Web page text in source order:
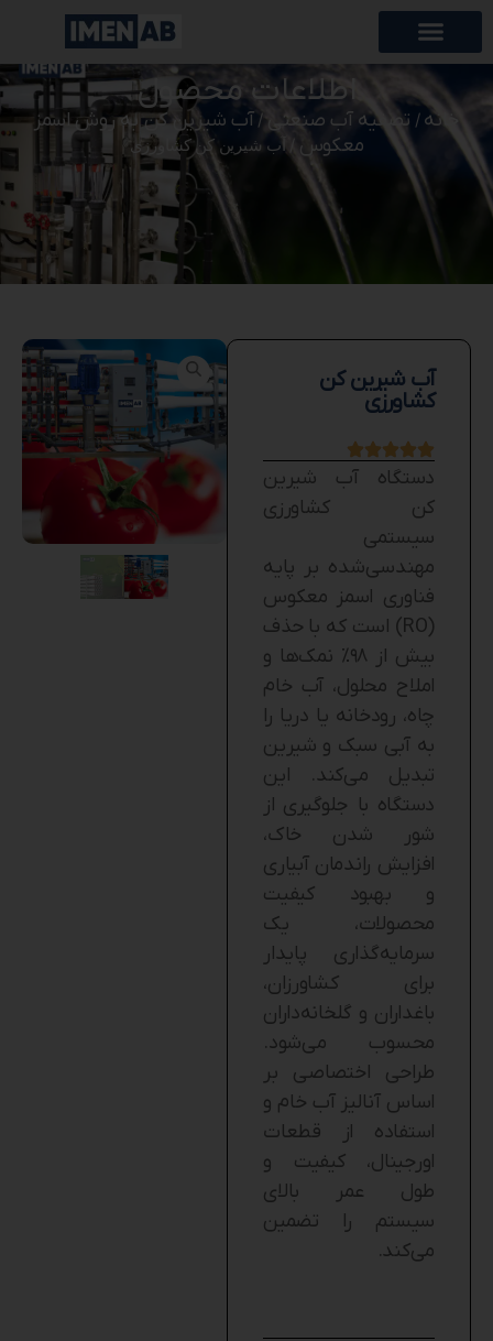
اطلاعات محصول
خانه / تصفیه آب صنعتی /آب شیرین کن به روش اسمز
معکوس / آب شیرین کن کشاورزی
آب شیرین کن
کشاورزی
دستگاه آب شیرین
کن کشاورزی
سیستمی
مهندسی‌شده بر پایه
فناوری اسمز معکوس
(RO) است که با حذف
بیش از ۹۸٪ نمک‌ها و
املاح محلول، آب خام
چاه، رودخانه یا دریا را
به آبی سبک و شیرین
تبدیل می‌کند. این
دستگاه با جلوگیری از
شور شدن خاک،
افزایش راندمان آبیاری
و بهبود کیفیت
محصولات، یک
سرمایه‌گذاری پایدار
برای کشاورزان،
باغداران و گلخانه‌داران
محسوب می‌شود.
طراحی اختصاصی بر
اساس آنالیز آب خام و
استفاده از قطعات
اورجینال، کیفیت و
طول عمر بالای
سیستم را تضمین
می‌کند.